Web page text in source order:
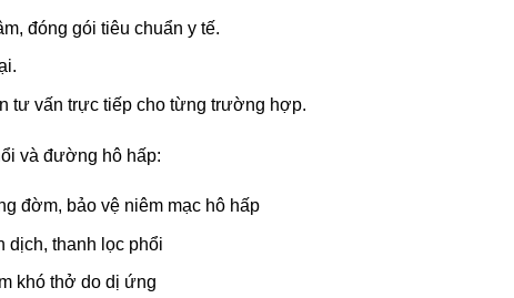
đóng gói tiêu chuẩn y tế.
tư vấn trực tiếp cho từng trường hợp.
và đường hô hấp:
đờm, bảo vệ niêm mạc hô hấp
dịch, thanh lọc phổi
khó thở do dị ứng